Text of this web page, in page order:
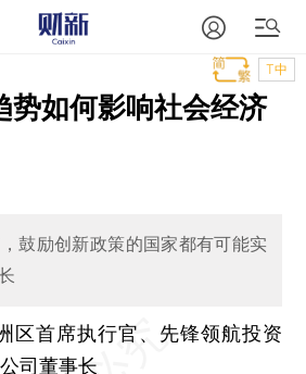
T中
势如何影响社会经济
鼓励创新政策的国家都有可能实
区首席执行官、先锋领航投资
司董事长